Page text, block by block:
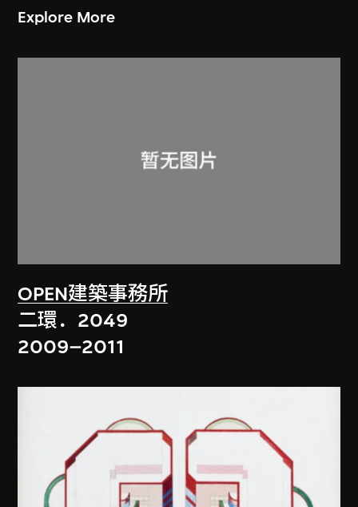
Explore More
OPEN建築事務所
二環．2049
2009–2011